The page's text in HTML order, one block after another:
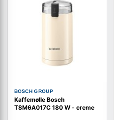
BOSCH GROUP
Kaffemølle Bosch
TSM6A017C 180 W - creme